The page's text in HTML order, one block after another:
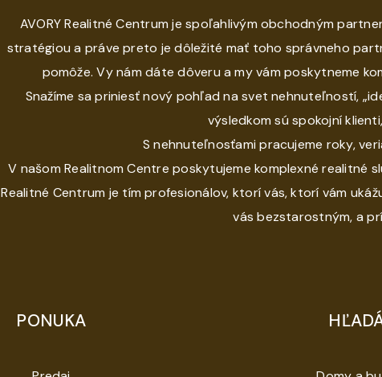
AVORY Realitné Centrum je spoľahlivým obchodným
stratégiou a práve preto je dôležité mať toho správneho
pomôže. Vy nám dáte dôveru a my vám poskytneme
Snažíme sa priniesť nový pohľad na svet nehnuteľností,
výsledkom sú spokojní
S nehnuteľnosťami pracujeme roky,
V našom Realitnom Centre poskytujeme komplexné realitné
Realitné Centrum je tím profesionálov, ktorí vás, ktorí vám
vás bezstarostným, a
PONUKA